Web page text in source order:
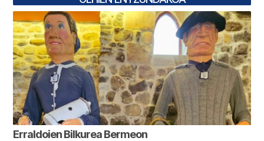
Erraldoien Bilkurea Bermeon